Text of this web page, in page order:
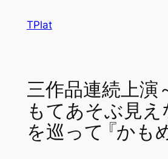
TPlat
三作品連続上演
もてあそぶ見え
を巡って 『かも